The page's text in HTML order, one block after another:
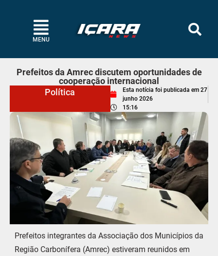
MENU
Prefeitos da Amrec discutem oportunidades de
cooperação internacional
Política
Esta notícia foi publicada em 27
junho 2026
15:16
Prefeitos integrantes da Associação dos Municípios da
Região Carbonífera (Amrec) estiveram reunidos em